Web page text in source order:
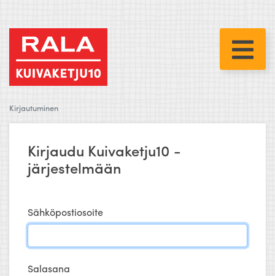
Kirjautuminen
Kirjaudu Kuivaketju10 -
järjestelmään
Sähköpostiosoite
Salasana